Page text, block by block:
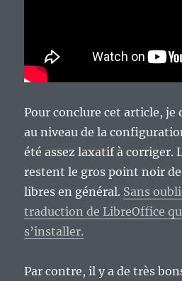
Pour conclure cet article, je
au niveau de la
été assez laxatif à corriger.
restent le gros point noir de
libres en général. Sans
traduction de LibreOffice
s’installer.
Par contre, il y a de très